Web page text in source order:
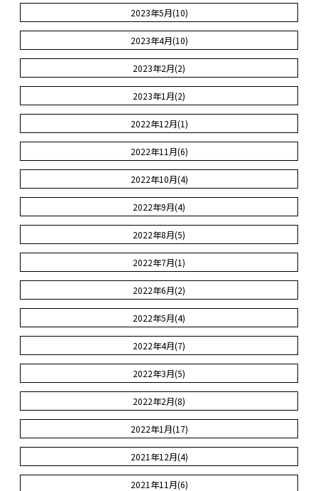
2023年5月(10)
2023年4月(10)
2023年2月(2)
2023年1月(2)
2022年12月(1)
2022年11月(6)
2022年10月(4)
2022年9月(4)
2022年8月(5)
2022年7月(1)
2022年6月(2)
2022年5月(4)
2022年4月(7)
2022年3月(5)
2022年2月(8)
2022年1月(17)
2021年12月(4)
2021年11月(6)